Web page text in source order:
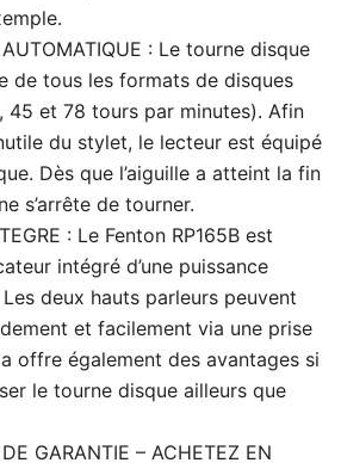
AUTOMATIQUE : Le tourne disque
de tous les formats de disques
45 et 78 tours par minutes). Afin
du stylet, le lecteur est équipé
Dès que l’aiguille a atteint la fin
s’arrête de tourner.
: Le Fenton RP165B est
intégré d’une puissance
deux hauts parleurs peuvent
et facilement via une prise
offre également des avantages si
le tourne disque ailleurs que
GARANTIE – ACHETEZ EN